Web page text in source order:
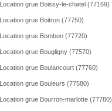
Location grue Boissy-le-chatel (77169)
Location grue Boitron (77750)
Location grue Bombon (77720)
Location grue Bougligny (77570)
Location grue Boulancourt (77760)
Location grue Bouleurs (77580)
Location grue Bourron-marlotte (77780)